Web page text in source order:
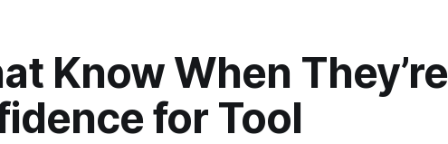
Know When They’re
for Tool